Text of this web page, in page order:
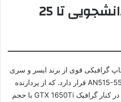
بهترین لپ تاپ دانشجویی تا 25
گرافیکی قوی از برند ایسر و سری
محبوب Nitro 5 با کد AN515-55-58HK قرار دارد. که از پردازنده
نسل 10 سری H شرکت اینتل در کنار گرافیک GTX 1650Ti با حجم